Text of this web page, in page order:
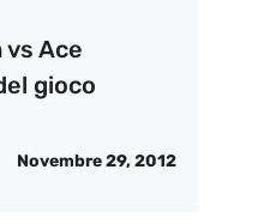
Ace
gioco
Novembre 29, 2012